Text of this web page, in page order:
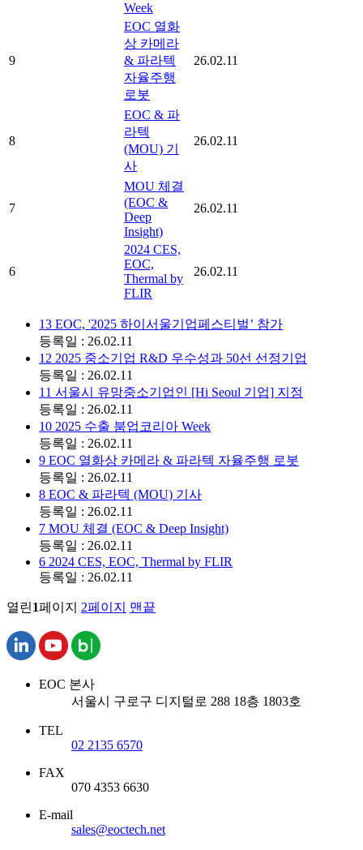
Week
9
EOC 열화
상 카메라
& 파라텍
자율주행
로봇
26.02.11
8
EOC & 파
라텍
(MOU) 기
사
26.02.11
7
MOU 체결
(EOC &
Deep
Insight)
26.02.11
6
2024 CES,
EOC,
Thermal by
FLIR
26.02.11
13 EOC, '2025 하이서울기업페스티벌’ 참가
등록일 : 26.02.11
12 2025 중소기업 R&D 우수성과 50선 선정기업
등록일 : 26.02.11
11 서울시 유망중소기업인 [Hi Seoul 기업] 지정
등록일 : 26.02.11
10 2025 수출 붐업코리아 Week
등록일 : 26.02.11
9 EOC 열화상 카메라 & 파라텍 자율주행 로봇
등록일 : 26.02.11
8 EOC & 파라텍 (MOU) 기사
등록일 : 26.02.11
7 MOU 체결 (EOC & Deep Insight)
등록일 : 26.02.11
6 2024 CES, EOC, Thermal by FLIR
등록일 : 26.02.11
열린1페이지 2페이지 맨끝
EOC 본사
서울시 구로구 디지털로 288 18층 1803호
TEL
02 2135 6570
FAX
070 4353 6630
E-mail
sales@eoctech.net